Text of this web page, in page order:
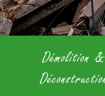
Démolition &